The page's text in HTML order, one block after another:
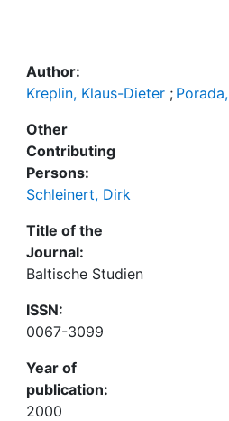
Author:
Kreplin, Klaus-Dieter ;
Other
Contributing
Persons:
Schleinert, Dirk
Title of the
Journal:
Baltische Studien
ISSN:
0067-3099
Year of
publication:
2000